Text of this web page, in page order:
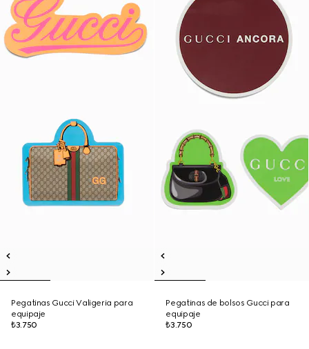
Pegatinas Gucci Valigeria para
equipaje
₺3.750
Pegatinas de bolsos Gucci para
equipaje
₺3.750